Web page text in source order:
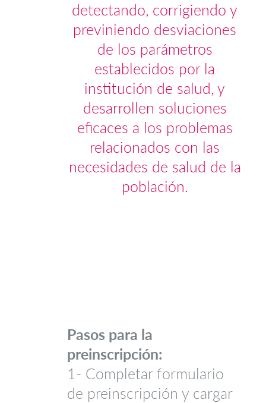
detectando, corrigiendo y
previniendo desviaciones
de los parámetros
establecidos por la
institución de salud, y
desarrollen soluciones
eficaces a los problemas
relacionados con las
necesidades de salud de la
población.
Pasos para la
preinscripción:
1- Completar formulario
de preinscripción y cargar